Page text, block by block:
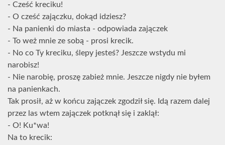
- Cześć kreciku!
- O cześć zajączku, dokąd idziesz?
- Na panienki do miasta - odpowiada zajączek
- To weż mnie ze sobą - prosi krecik.
- No co Ty kreciku, ślepy jesteś? Jeszcze wstydu mi
narobisz!
- Nie narobię, proszę zabież mnie. Jeszcze nigdy nie byłem
na panienkach.
Tak prosił, aż w końcu zajączek zgodził się. Idą razem dalej
przez las wtem zajączek potknął się i zaklął:
- O! Ku*wa!
Na to krecik: